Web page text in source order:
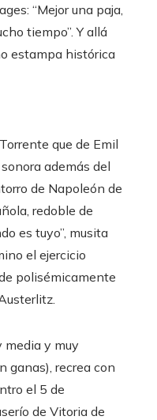
“Mejor una paja,
tiempo”. Y allá
estampa histórica
que de Emil
además del
de Napoleón de
redoble de
es tuyo”, musita
el ejercicio
polisémicamente
media y muy
ganas), recrea con
el 5 de
de Vitoria de